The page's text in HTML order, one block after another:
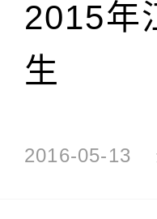
2015年
生
2016-05-13